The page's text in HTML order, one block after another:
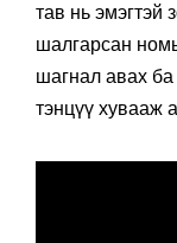
тав нь эмэгтэй
шалгарсан
шагнал авах ба
тэнцүү хувааж